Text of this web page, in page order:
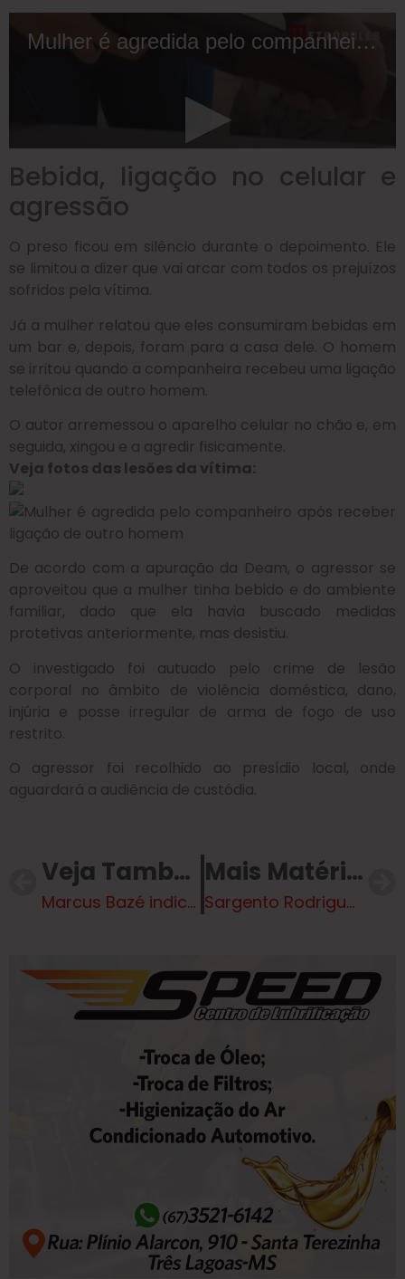
Bebida, ligação no celular e
agressão
O preso ficou em silêncio durante o depoimento. Ele
se limitou a dizer que vai arcar com todos os prejuízos
sofridos pela vítima.
Já a mulher relatou que eles consumiram bebidas em
um bar e, depois, foram para a casa dele. O homem
se irritou quando a companheira recebeu uma ligação
telefônica de outro homem.
O autor arremessou o aparelho celular no chão e, em
seguida, xingou e a agredir fisicamente.
Veja fotos das lesões da vítima:
De acordo com a apuração da Deam, o agressor se
aproveitou que a mulher tinha bebido e do ambiente
familiar, dado que ela havia buscado medidas
protetivas anteriormente, mas desistiu.
O investigado foi autuado pelo crime de lesão
corporal no âmbito de violência doméstica, dano,
injúria e posse irregular de arma de fogo de uso
restrito.
O agressor foi recolhido ao presídio local, onde
aguardará a audiência de custódia.
Veja Também
Marcus Bazé indica semáforo, faixa elevada e ruas livres aos domingos para lazer
Mais Matérias
Sargento Rodrigues indica redutores de velocidade